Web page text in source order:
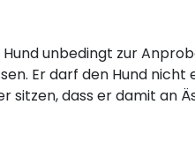
Hund unbedingt zur
Er darf den Hund nicht
sitzen, dass er damit an